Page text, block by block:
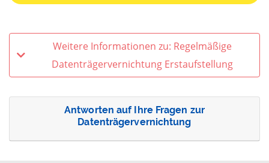
Weitere Informationen zu: Regelmäßige
Datenträgervernichtung Erstaufstellung
Antworten auf Ihre Fragen zur
Datenträgervernichtung